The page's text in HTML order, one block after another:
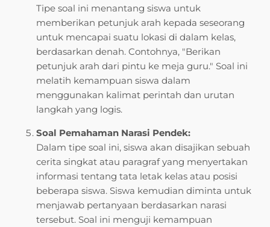
Tipe soal ini menantang siswa untuk
memberikan petunjuk arah kepada seseorang
untuk mencapai suatu lokasi di dalam kelas,
berdasarkan denah. Contohnya, "Berikan
petunjuk arah dari pintu ke meja guru." Soal ini
melatih kemampuan siswa dalam
menggunakan kalimat perintah dan urutan
langkah yang logis.
Soal Pemahaman Narasi Pendek:
Dalam tipe soal ini, siswa akan disajikan sebuah
cerita singkat atau paragraf yang menyertakan
informasi tentang tata letak kelas atau posisi
beberapa siswa. Siswa kemudian diminta untuk
menjawab pertanyaan berdasarkan narasi
tersebut. Soal ini menguji kemampuan